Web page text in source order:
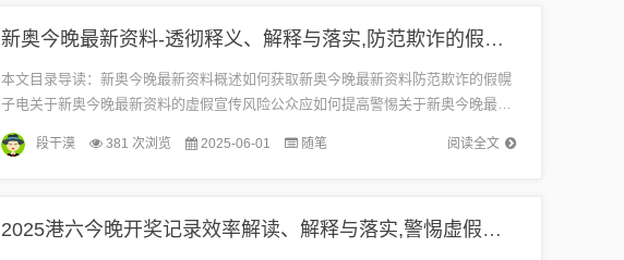
新奥今晚最新资料-透彻释义、解释与落实​,防范欺诈的假幌子电
本文目录导读：新奥今晚最新资料概述如何获取新奥今晚最新资料防范欺诈的假幌
子电关于新奥今晚最新资料的虚假宣传风险公众应如何提高警惕关于新奥今晚最新
资料与防范欺诈虚假宣传的警示新奥今晚最新资料概述新奥今晚最新资料，是关
于...
阅读全文
段干漠 381 次浏览 2025-06-01 随笔
2025港六今晚开奖记录效率解读、解释与落实,警惕虚假宣传手段